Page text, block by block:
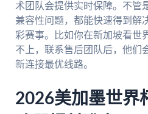
术团队会提供实时保障。不管
兼容性问题，都能快速得到解
彩赛事。比如你在新加坡看世
不上，联系售后团队后，他们
新连接最优线路。
2026美加墨世界